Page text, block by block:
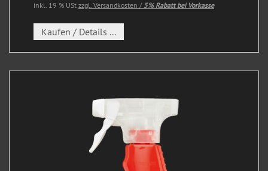
inkl. 19 % USt zzgl. Versandkosten / 5% Rabatt bei Vorkasse
Kaufen / Details ...